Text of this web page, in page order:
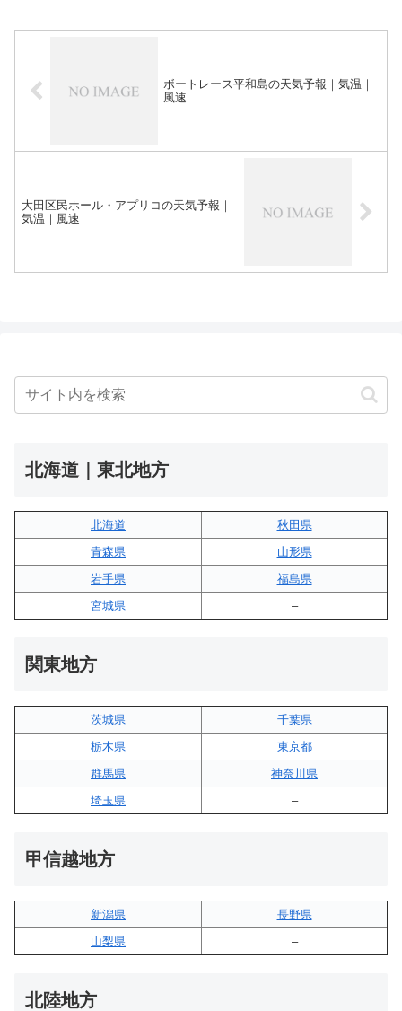
ボートレース平和島の天気予報｜気温｜
風速
大田区民ホール・アプリコの天気予報｜
気温｜風速
北海道｜東北地方
北海道
秋田県
青森県
山形県
岩手県
福島県
宮城県
–
関東地方
茨城県
千葉県
栃木県
東京都
群馬県
神奈川県
埼玉県
–
甲信越地方
新潟県
長野県
山梨県
–
北陸地方